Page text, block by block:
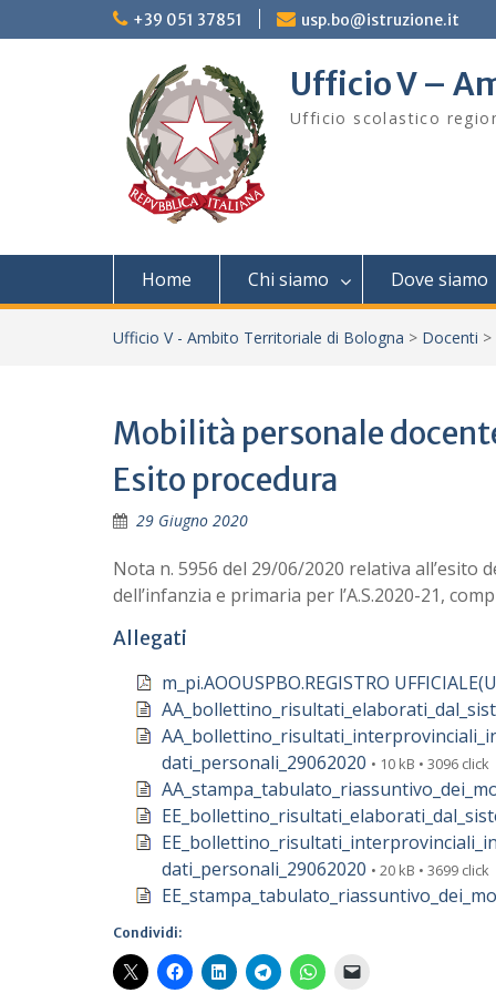
to
+39 051 37851 usp.bo@istruzione.it
Ufficio V –
Ufficio scolastico
Home Chi siamo Dove siamo
Ufficio V - Ambito Territoriale di Bologna > Docenti >
Mobilità personale
Esito procedura
29 Giugno 2020
Nota n. 5956 del 29/06/2020 relativa
dell’infanzia e primaria per l’A.S.2020-21,
Allegati
m_pi.AOOUSPBO.REGISTRO
dati_personali_29062020 • 10 kB • 3096 click
dati_personali_29062020 • 20 kB • 3699 click
Condividi: